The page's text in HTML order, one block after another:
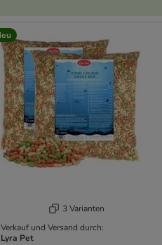
3 Varianten
Verkauf und Versand durch:
Lyra Pet